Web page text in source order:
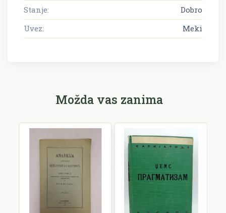
Stanje:
Dobro
Uvez:
Meki
Možda vas zanima